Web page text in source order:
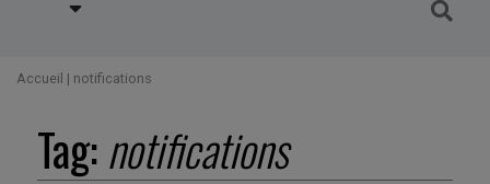
Accueil | notifications
Tag:notifications